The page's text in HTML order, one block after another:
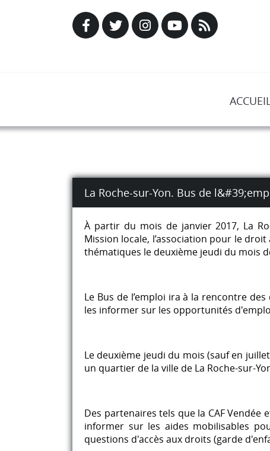
La Roche-sur-Yon. Bus de
À partir du mois de janvier 2017, La
Mission locale, l’association pour le droit
thématiques le deuxième jeudi du mois
Le Bus de l’emploi ira à la rencontre
les informer sur les opportunités
Le deuxième jeudi du mois (sauf en
un quartier de la ville de La Roche-sur-
Des partenaires tels que la CAF
informer sur les aides mobilisables
questions d'accès aux droits (garde